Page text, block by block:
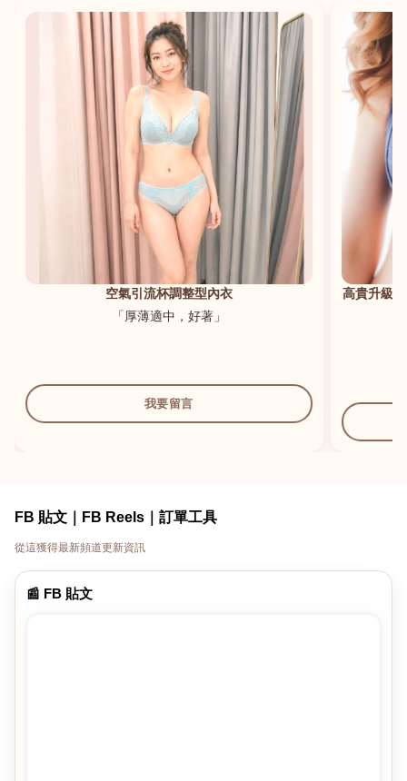
空氣引流杯調整型內衣
「厚薄適中，好著」
我要留言
高貴升級
FB 貼文｜FB Reels｜訂單工具
從這獲得最新頻道更新資訊
📰 FB 貼文
港澳中文
English